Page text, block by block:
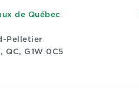
de Québec
Pelletier
QC, G1W 0C5